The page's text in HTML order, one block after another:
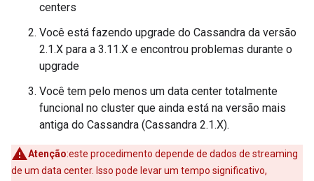
centers
Você está fazendo upgrade do Cassandra da versão
2.1.X para a 3.11.X e encontrou problemas durante o
upgrade
Você tem pelo menos um data center totalmente
funcional no cluster que ainda está na versão mais
antiga do Cassandra (Cassandra 2.1.X).
Atenção:este procedimento depende de dados de streaming
de um data center. Isso pode levar um tempo significativo,